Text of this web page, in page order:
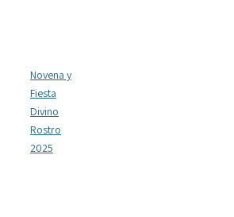
Novena y
Fiesta
Divino
Rostro
2025